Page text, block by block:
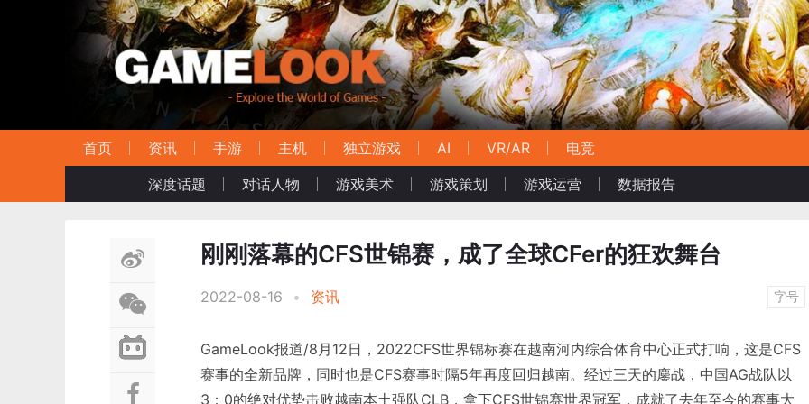
首页 资讯 手游 主机 独立游戏 AI VR/AR
电竞
深度话题
对话人物 游戏美术 游戏策划 游戏运营 数据报告
刚刚落幕的CFS世锦赛，成了全球CFer的狂欢舞台
2022-08-16 • 资讯 字号
GameLook报道/8月12日，2022CFS世界锦标赛在越南河内综合体育中心正式打响，这是CFS
赛事的全新品牌，同时也是CFS赛事时隔5年再度回归越南。经过三天的鏖战，中国AG战队以
3：0的绝对优势击败越南本土强队CLB，拿下CFS世锦赛世界冠军，成就了去年至今的赛事大